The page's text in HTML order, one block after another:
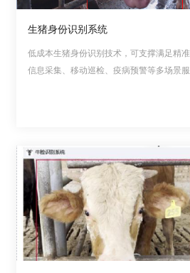
生猪身份识别系统
低成本生猪身份识别技术，可支撑满足精
信息采集、移动巡检、疫病预警等多场景服